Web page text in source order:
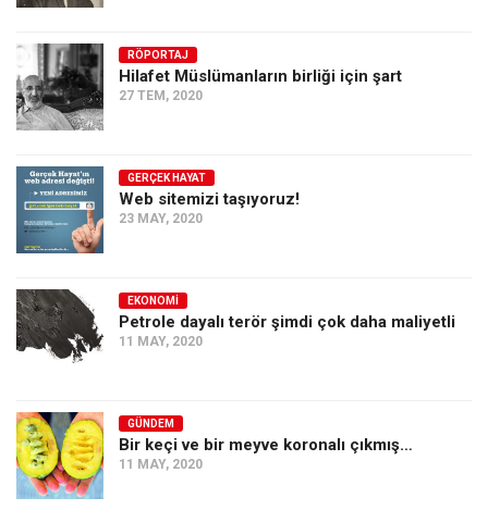
Karisi kitap sualleri
7 soruda bu hafta
Ekonomi
Spor
Sağlık
Gıda-Beslenme
Türkiye
Siyaset
Dünya
Asya
RÖPORTAJ
Hilafet Müslümanların birliği için şart
27 TEM, 2020
GERÇEK HAYAT
Web sitemizi taşıyoruz!
23 MAY, 2020
EKONOMI
Petrole dayalı terör şimdi çok daha maliyetli
11 MAY, 2020
GÜNDEM
Bir keçi ve bir meyve koronalı çıkmış…
11 MAY, 2020